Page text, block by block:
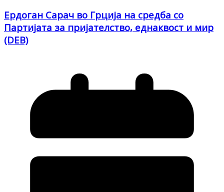
Ердоган Сарач во Грција на средба со
Партијата за пријателство, еднаквост и мир
(DEB)